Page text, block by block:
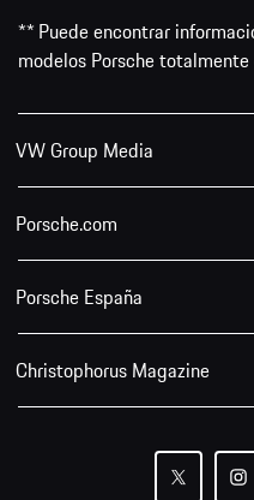
** Puede encontrar
modelos Porsche
VW Group Media
Porsche.com
Porsche España
Christophorus Magazine